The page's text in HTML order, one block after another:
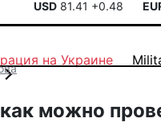
USD 81.41 +0.48
на Украине
можно